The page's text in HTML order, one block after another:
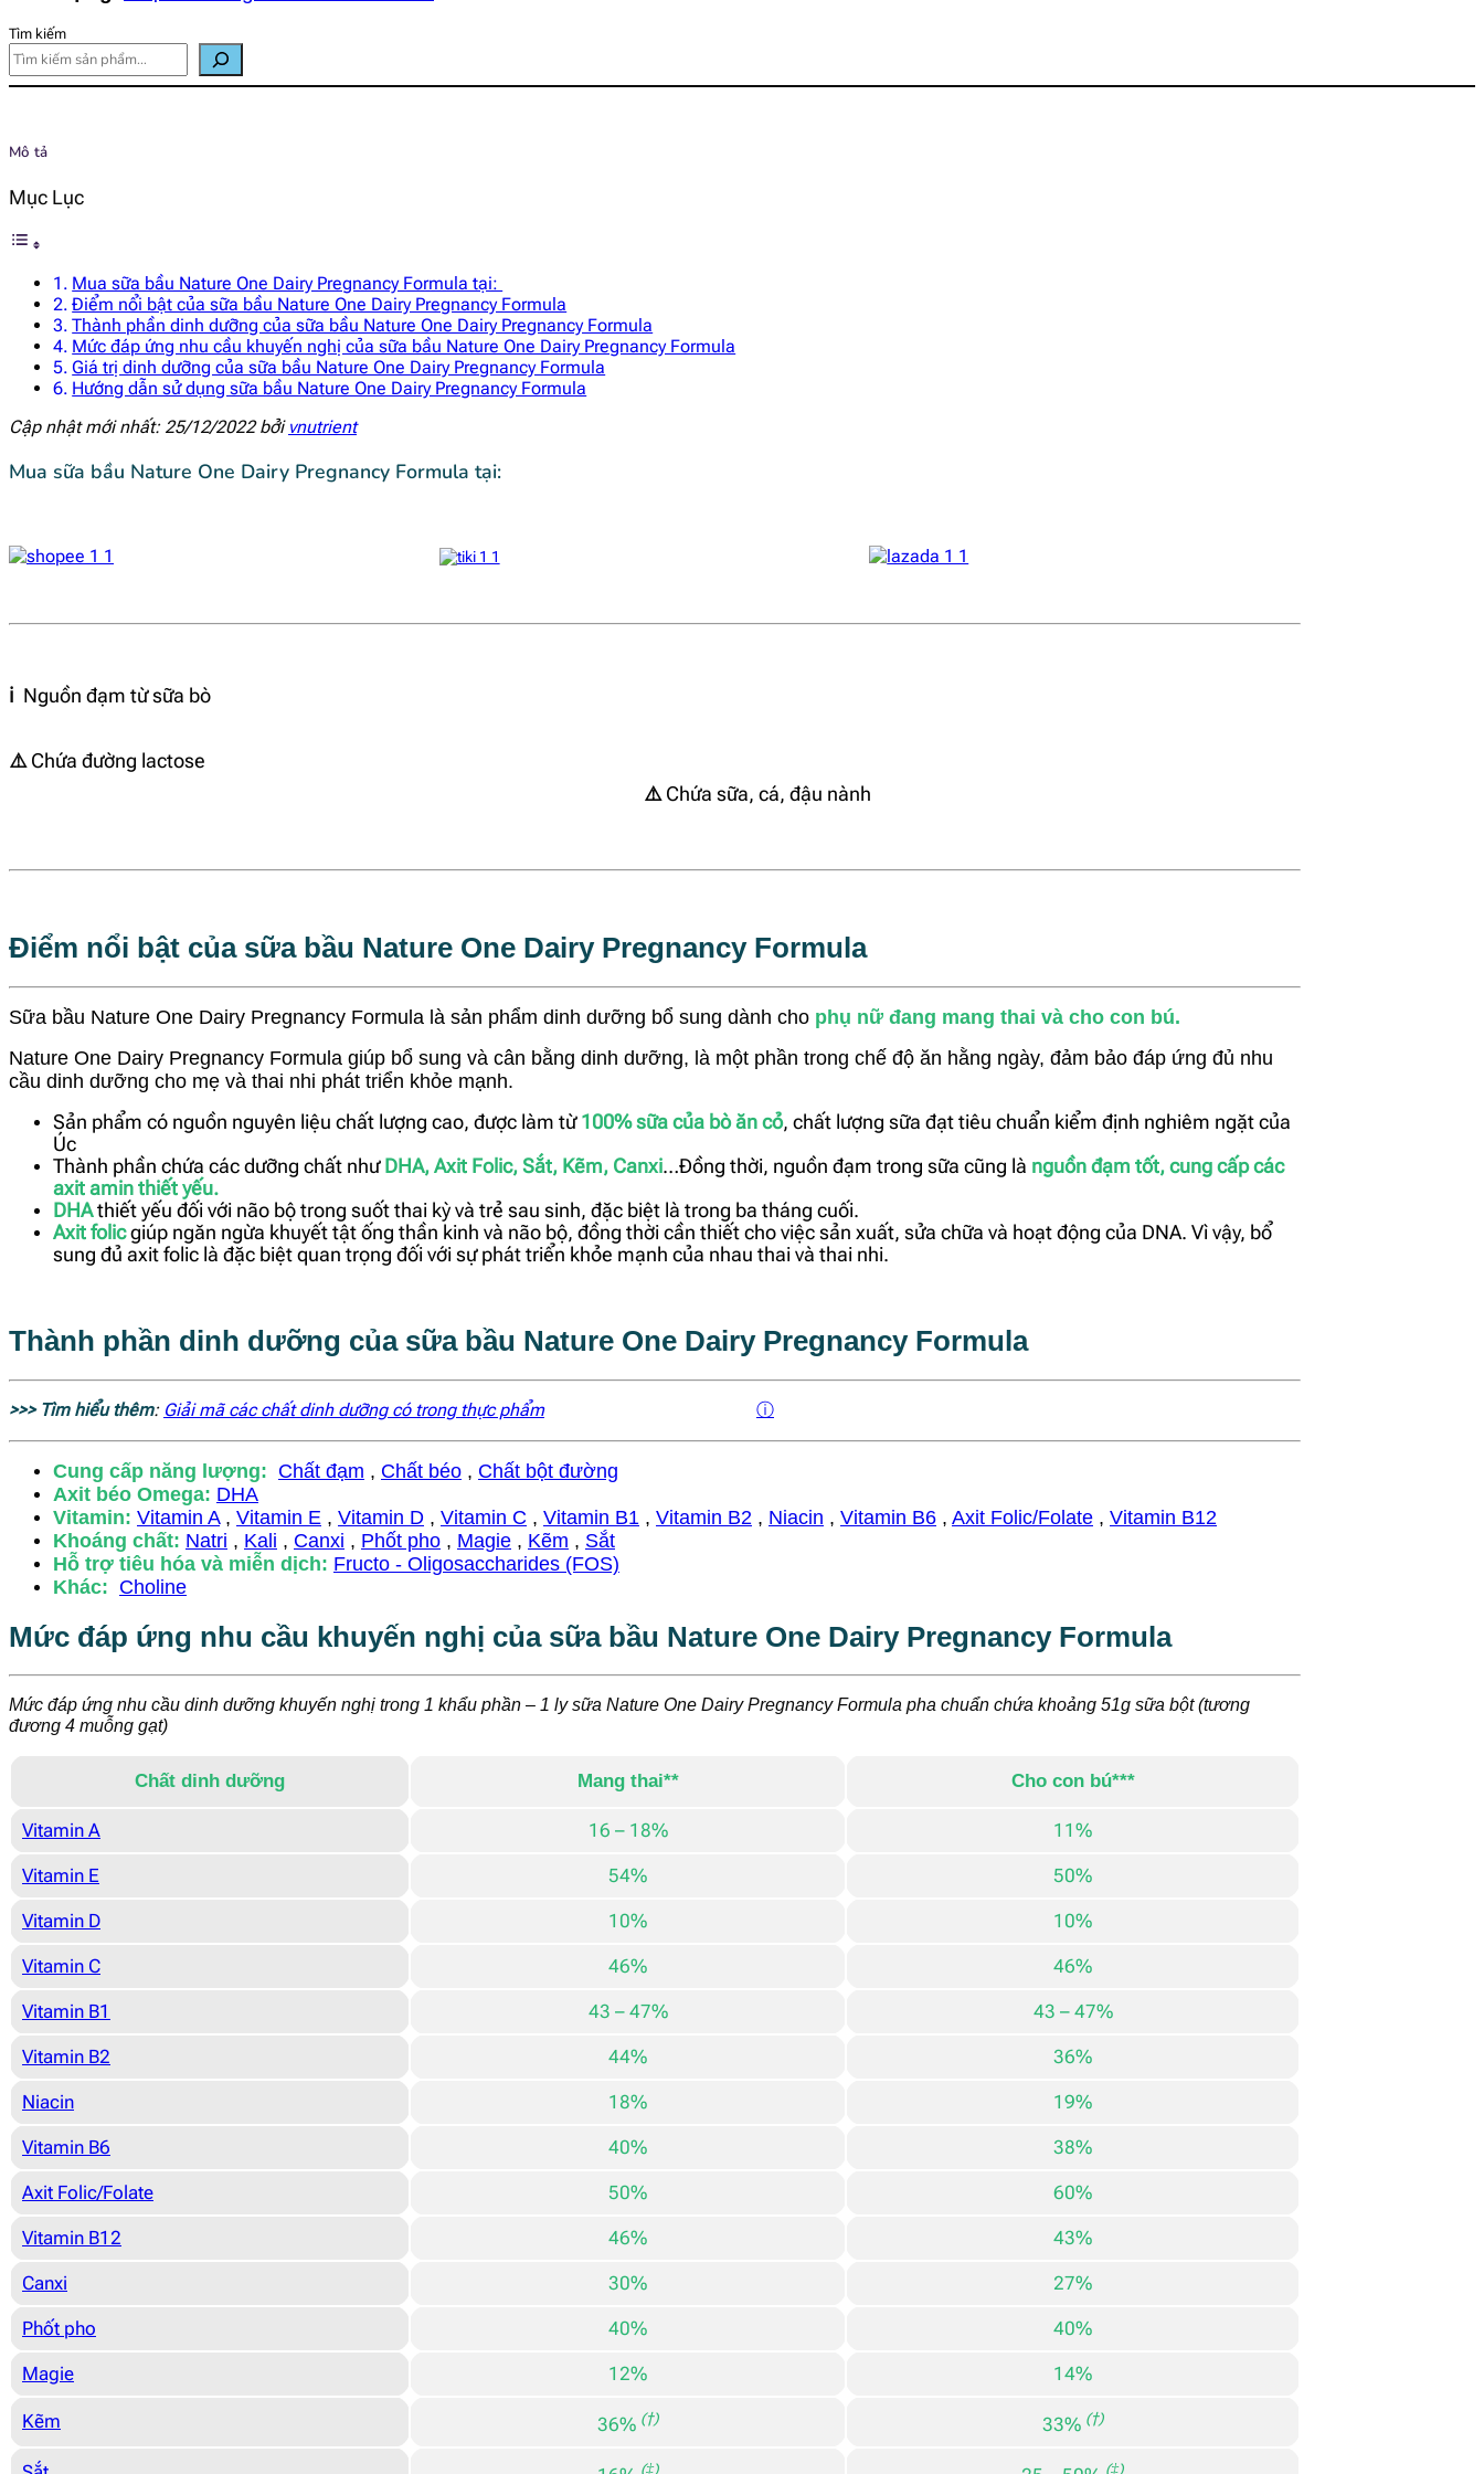
Tìm kiếm
Mô tả
Mục Lục
Mua sữa bầu Nature One Dairy Pregnancy Formula tại:
Điểm nổi bật của sữa bầu Nature One Dairy Pregnancy Formula
Thành phần dinh dưỡng của sữa bầu Nature One Dairy Pregnancy Formula
Mức đáp ứng nhu cầu khuyến nghị của sữa bầu Nature One Dairy Pregnancy Formula
Giá trị dinh dưỡng của sữa bầu Nature One Dairy Pregnancy Formula
Hướng dẫn sử dụng sữa bầu Nature One Dairy Pregnancy Formula
Cập nhật mới nhất: 25/12/2022 bởi vnutrient
Mua sữa bầu Nature One Dairy Pregnancy Formula tại:
ℹ️ Nguồn đạm từ sữa bò
⚠️ Chứa đường lactose
⚠️ Chứa sữa, cá, đậu nành
Điểm nổi bật của sữa bầu Nature One Dairy Pregnancy Formula
Sữa bầu Nature One Dairy Pregnancy Formula là sản phẩm dinh dưỡng bổ sung dành cho phụ nữ đang mang thai và cho con bú.
Nature One Dairy Pregnancy Formula giúp bổ sung và cân bằng dinh dưỡng, là một phần trong chế độ ăn hằng ngày, đảm bảo đáp ứng đủ nhu
cầu dinh dưỡng cho mẹ và thai nhi phát triển khỏe mạnh.
Sản phẩm có nguồn nguyên liệu chất lượng cao, được làm từ 100% sữa của bò ăn cỏ, chất lượng sữa đạt tiêu chuẩn kiểm định nghiêm ngặt của
Úc
Thành phần chứa các dưỡng chất như DHA, Axit Folic, Sắt, Kẽm, Canxi…Đồng thời, nguồn đạm trong sữa cũng là nguồn đạm tốt, cung cấp các
axit amin thiết yếu.
DHAthiết yếu đối với não bộ trong suốt thai kỳ và trẻ sau sinh, đặc biệt là trong ba tháng cuối.
Axit folicgiúp ngăn ngừa khuyết tật ống thần kinh và não bộ, đồng thời cần thiết cho việc sản xuất, sửa chữa và hoạt động của DNA. Vì vậy, bổ
sung đủ axit folic là đặc biệt quan trọng đối với sự phát triển khỏe mạnh của nhau thai và thai nhi.
Thành phần dinh dưỡng của sữa bầu Nature One Dairy Pregnancy Formula
>>> Tìm hiểu thêm: Giải mã các chất dinh dưỡng có trong thực phẩm ⓘ
Cung cấp năng lượng: Chất đạm , Chất béo , Chất bột đường
Axit béo Omega: DHA
Vitamin: Vitamin A, Vitamin E , Vitamin D , Vitamin C , Vitamin B1 , Vitamin B2 , Niacin , Vitamin B6 , Axit Folic/Folate , Vitamin B12
Khoáng chất: Natri , Kali , Canxi , Phốt pho , Magie , Kẽm , Sắt
Hỗ trợ tiêu hóa và miễn dịch: Fructo - Oligosaccharides (FOS)
Khác: Choline
Mức đáp ứng nhu cầu khuyến nghị của sữa bầu Nature One Dairy Pregnancy Formula
Mức đáp ứng nhu cầu dinh dưỡng khuyến nghị trong 1 khẩu phần – 1 ly sữa Nature One Dairy Pregnancy Formula pha chuẩn chứa khoảng 51g sữa bột (tương
đương 4 muỗng gạt)
Chất dinh dưỡng Mang thai** Cho con bú***
Vitamin A 16 – 18% 11%
Vitamin E 54% 50%
Vitamin D 10% 10%
Vitamin C 46% 46%
Vitamin B1 43 – 47% 43 – 47%
Vitamin B2 44% 36%
Niacin 18% 19%
Vitamin B6 40% 38%
Axit Folic/Folate 50% 60%
Vitamin B12 46% 43%
Canxi 30% 27%
Phốt pho 40% 40%
Magie 12% 14%
Kẽm 36% (†) 33% (†)
(‡) (‡)